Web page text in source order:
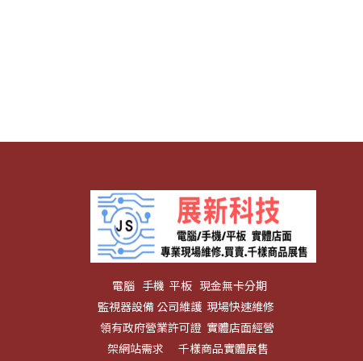
電腦 手機 平板 現金無卡分期
監視器設備 公司維護 現場快速維修
領有政府營業許可證 實體店面經營
架網站需求 千樣商品實體展售